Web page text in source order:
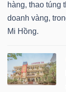
hàng, thao túng
doanh vàng,
Mi Hồng.